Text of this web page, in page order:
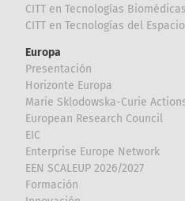
CITT en Tecnologías
CITT en Tecnologías del Espacio
Europa
Presentación
Horizonte Europa
Marie Sklodowska-Curie
European Research Council
EIC
Enterprise Europe Network
EEN SCALEUP 2026/2027
Formación